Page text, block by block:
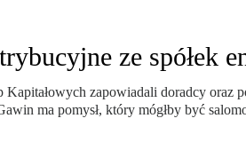
ze spółek
zapowiadali doradcy oraz
ma pomysł, który mógłby być